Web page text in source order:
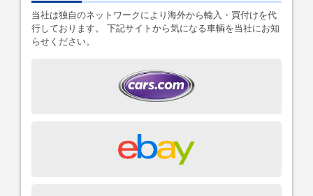
当社は独自のネットワークにより海外から輸入・買付けを代
行しております。 下記サイトから気になる車輌を当社にお知
らせください。